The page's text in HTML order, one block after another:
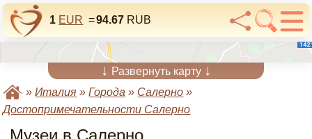
1 EUR =94.67 RUB
↓ Развернуть карту ↓
»Италия »Города » Салерно »
Достопримечательности Салерно
Музеи в Салерно